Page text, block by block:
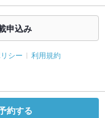
申込み
シー 利用規約
約する